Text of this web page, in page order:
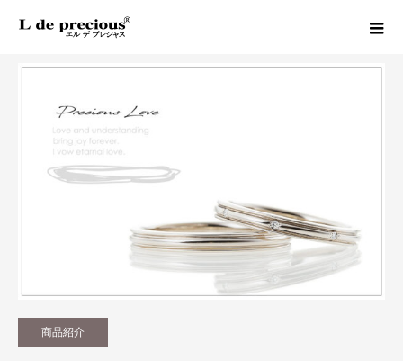
Column 商品紹介
商品紹介